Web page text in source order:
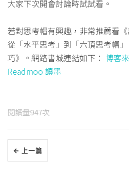
大家下次開會討論時試試看。
若對思考帽有興趣，非常推薦看
從「水平思考」到「六頂思考帽
巧》。網路書城連結如下： 博客來
Readmoo 讀墨
閱讀量947次
← 上一篇